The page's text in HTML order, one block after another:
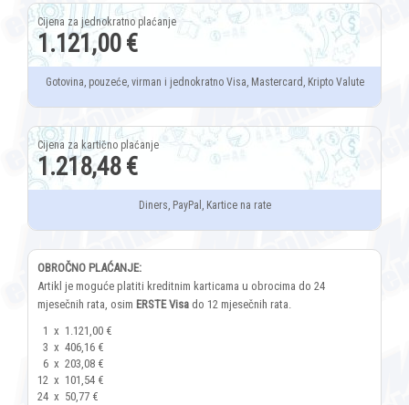
1.121,00 €
Gotovina, pouzeće, virman i jednokratno Visa, Mastercard, Kripto Valute
1.218,48 €
Diners, PayPal, Kartice na rate
OBROČNO PLAĆANJE:
Artikl je moguće platiti kreditnim karticama u obrocima do 24
mjesečnih rata, osim ERSTE Visa do 12 mjesečnih rata.
1 x 1.121,00 €
3 x 406,16 €
6 x 203,08 €
12 x 101,54 €
24 x 50,77 €